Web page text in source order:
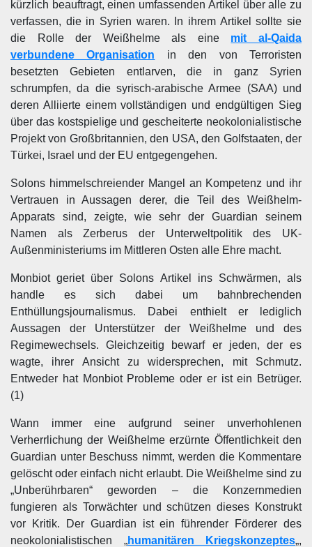
kürzlich beauftragt, einen umfassenden Artikel über alle zu
verfassen, die in Syrien waren. In ihrem Artikel sollte sie
die Rolle der Weißhelme als eine mit al-Qaida
verbundene Organisation in den von Terroristen
besetzten Gebieten entlarven, die in ganz Syrien
schrumpfen, da die syrisch-arabische Armee (SAA) und
deren Alliierte einem vollständigen und endgültigen Sieg
über das kostspielige und gescheiterte neokolonialistische
Projekt von Großbritannien, den USA, den Golfstaaten, der
Türkei, Israel und der EU entgegengehen.
Solons himmelschreiender Mangel an Kompetenz und ihr
Vertrauen in Aussagen derer, die Teil des Weißhelm-
Apparats sind, zeigte, wie sehr der Guardian seinem
Namen als Zerberus der Unterweltpolitik des UK-
Außenministeriums im Mittleren Osten alle Ehre macht.
Monbiot geriet über Solons Artikel ins Schwärmen, als
handle es sich dabei um bahnbrechenden
Enthüllungsjournalismus. Dabei enthielt er lediglich
Aussagen der Unterstützer der Weißhelme und des
Regimewechsels. Gleichzeitig bewarf er jeden, der es
wagte, ihrer Ansicht zu widersprechen, mit Schmutz.
Entweder hat Monbiot Probleme oder er ist ein Betrüger.
(1)
Wann immer eine aufgrund seiner unverhohlenen
Verherrlichung der Weißhelme erzürnte Öffentlichkeit den
Guardian unter Beschuss nimmt, werden die Kommentare
gelöscht oder einfach nicht erlaubt. Die Weißhelme sind zu
„Unberührbaren“ geworden – die Konzernmedien
fungieren als Torwächter und schützen dieses Konstrukt
vor Kritik. Der Guardian ist ein führender Förderer des
neokolonialistischen „humanitären Kriegskonzeptes„,